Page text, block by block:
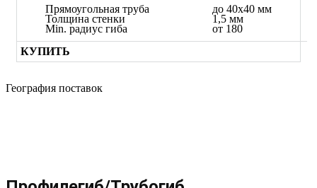
Прямоугольная труба
Толщина стенки
Min. радиус гиба
до 40х40 мм
1,5 мм
от 180
КУПИТЬ
География поставок